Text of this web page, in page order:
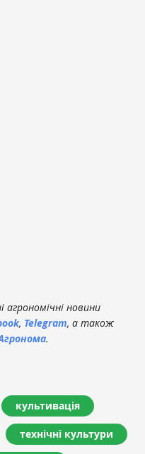
агрономічні новини
, Telegram, а також
.
культивація
технічні культури